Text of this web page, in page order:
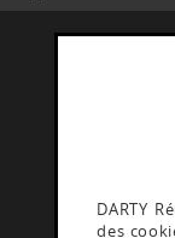
DARTY
des